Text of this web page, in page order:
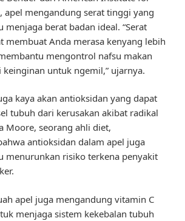
apel mengandung serat tinggi yang
menjaga berat badan ideal. “Serat
membuat Anda merasa kenyang lebih
mengontrol nafsu makan
untuk ngemil,” ujarnya.
kaya akan antioksidan yang dapat
tubuh dari kerusakan akibat radikal
Moore, seorang ahli diet,
antioksidan dalam apel juga
menurunkan risiko terkena penyakit
apel juga mengandung vitamin C
menjaga sistem kekebalan tubuh